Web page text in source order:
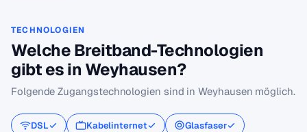
TECHNOLOGIEN
Welche Breitband-Technologien
gibt es in Weyhausen?
Folgende Zugangstechnologien sind in Weyhausen möglich.
DSL Kabelinternet
Glasfaser